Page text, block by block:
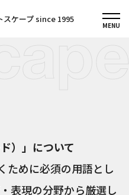
スケープ since 1995
）」について
ために必須の用語とし
表現の分野から厳選し